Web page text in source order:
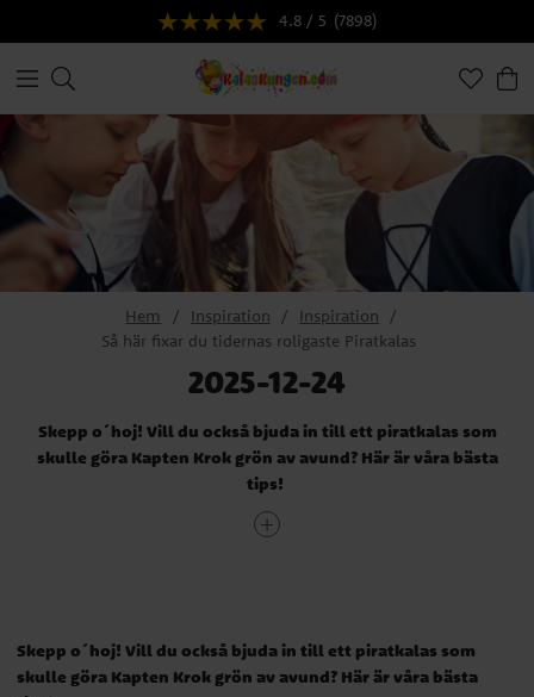
4.8 / 5 (7898)
Hem Inspiration
Inspiration
Så här fixar du tidernas roligaste Piratkalas
2025-12-24
Skepp o´hoj! Vill du också bjuda in till ett piratkalas som
skulle göra Kapten Krok grön av avund? Här är våra bästa
tips!
om man ska tro Pippi Långstrump. Och det verkar ju rimligt, eller
hur? Vårt tips är att servera maten som en liten buffé. På så sätt
Skepp o´hoj! Vill du också bjuda in till ett piratkalas som
skulle göra Kapten Krok grön av avund? Här är våra bästa